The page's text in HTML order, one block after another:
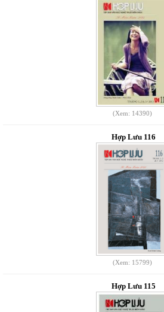
(Xem: 14390)
Hợp Lưu 116
(Xem: 15799)
Hợp Lưu 115